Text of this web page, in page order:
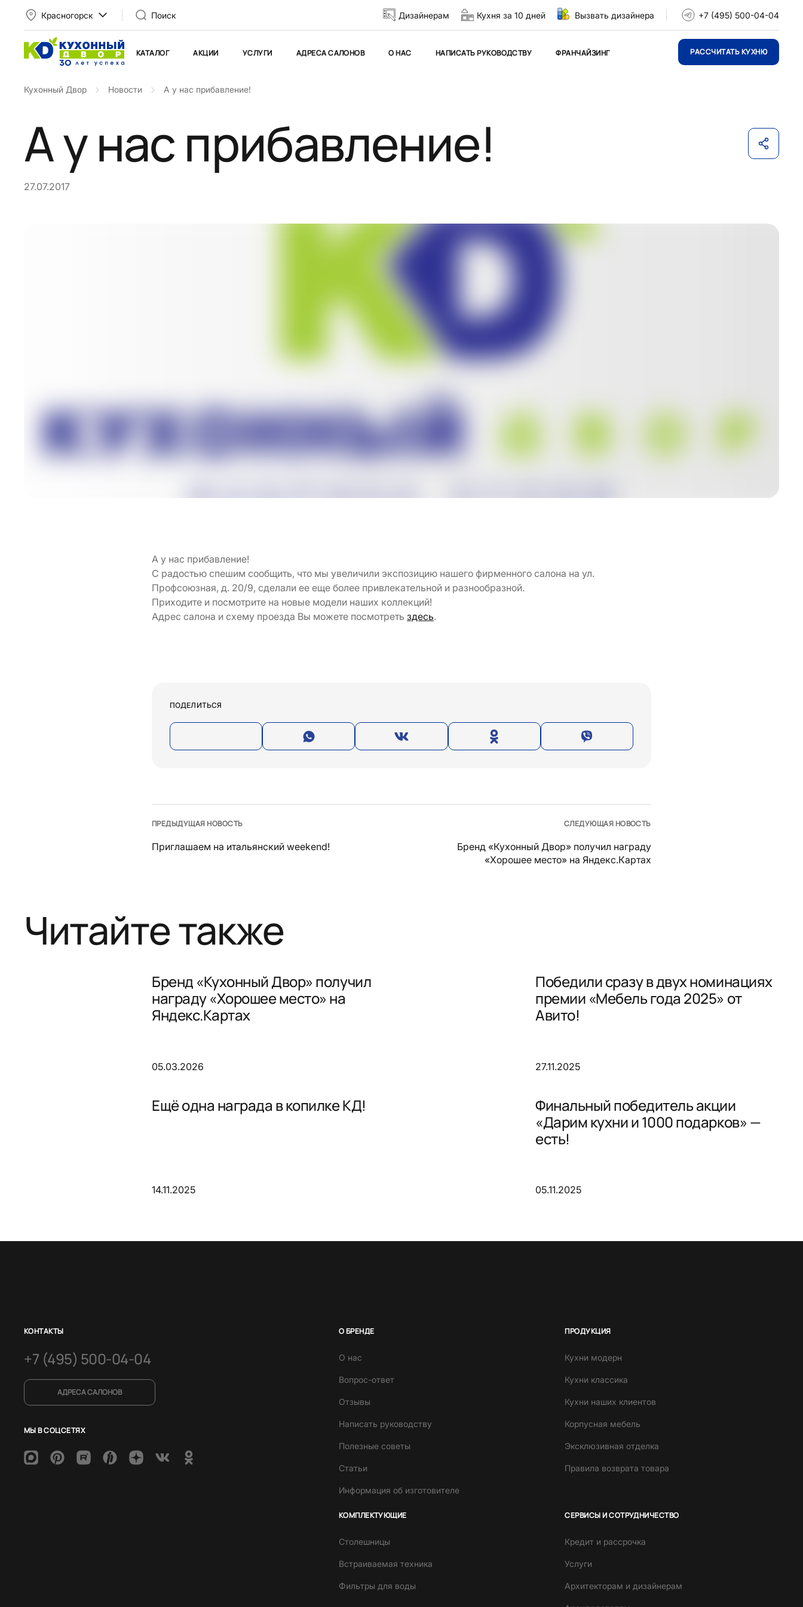
Красногорск Поиск Дизайнерам Кухня за 10 дней Вызвать дизайнера +7 (495) 500-04-04
КАТАЛОГ АКЦИИ УСЛУГИ АДРЕСА САЛОНОВ О НАС НАПИСАТЬ РУКОВОДСТВУ ФРАНЧАЙЗИНГ РАССЧИТАТЬ КУХНЮ
Кухонный Двор Новости А у нас прибавление!
А у нас прибавление!
27.07.2017
А у нас прибавление!
С радостью спешим сообщить, что мы увеличили экспозицию нашего фирменного салона на ул.
Профсоюзная, д. 20/9, сделали ее еще более привлекательной и разнообразной.
Приходите и посмотрите на новые модели наших коллекций!
Адрес салона и схему проезда Вы можете посмотреть здесь.
ПОДЕЛИТЬСЯ
ПРЕДЫДУЩАЯ НОВОСТЬ
Приглашаем на итальянский weekend!
СЛЕДУЮЩАЯ НОВОСТЬ
Бренд «Кухонный Двор» получил награду
«Хорошее место» на Яндекс.Картах
Читайте также
Бренд «Кухонный Двор» получил
награду «Хорошее место» на
Яндекс.Картах
05.03.2026
Победили сразу в двух номинациях
премии «Мебель года 2025» от
Авито!
27.11.2025
Ещё одна награда в копилке КД!
14.11.2025
Финальный победитель акции
«Дарим кухни и 1000 подарков» —
есть!
05.11.2025
КОНТАКТЫ
+7 (495) 500-04-04
АДРЕСА САЛОНОВ
МЫ В СОЦСЕТЯХ
О БРЕНДЕ
О нас
Вопрос-ответ
Отзывы
Написать руководству
Полезные советы
Статьи
Информация об изготовителе
ПРОДУКЦИЯ
Кухни модерн
Кухни классика
Кухни наших клиентов
Корпусная мебель
Эксклюзивная отделка
Правила возврата товара
КОМПЛЕКТУЮЩИЕ
Столешницы
Встраиваемая техника
Фильтры для воды
СЕРВИСЫ И СОТРУДНИЧЕСТВО
Кредит и рассрочка
Услуги
Архитекторам и дизайнерам